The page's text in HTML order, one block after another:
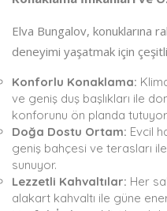
Elva Bungalov, konuklarına
deneyimi yaşatmak için
Konforlu Konaklama:
ve geniş duş başlıkları ile
konforunu ön planda tutuyor.
Doğa Dostu Ortam: Evcil
geniş bahçesi ve terasları
sunuyor.
Lezzetli Kahvaltılar: Her
alakart kahvaltı ile güne